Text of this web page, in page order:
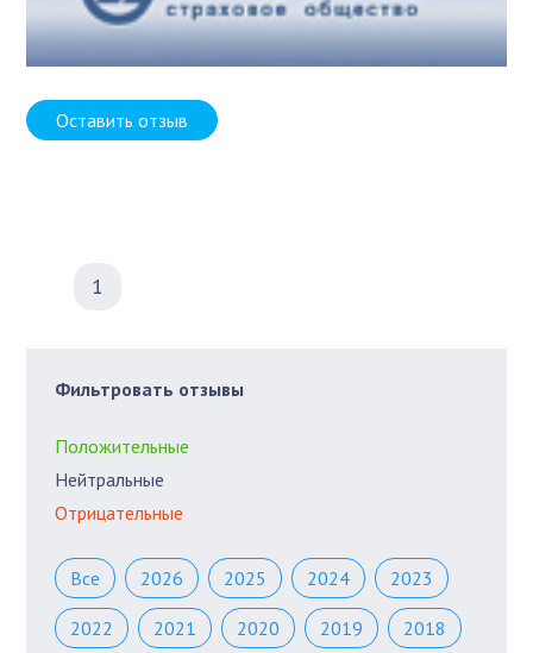
Оставить отзыв
1
Фильтровать отзывы
Положительные
Нейтральные
Отрицательные
Все 2026 2025 2024 2023
2022 2021 2020 2019 2018